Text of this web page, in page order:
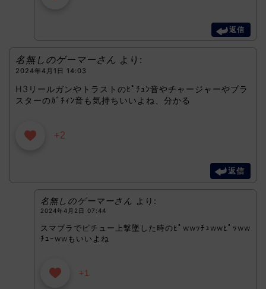
返信
名無しのゲーマーさん より:
2024年4月1日 14:03
H3リールガンやトラストのﾋﾟﾁｭﾝ音やチャージャーやブラ
スターのｶﾞﾁｨﾝ音も気持ちいいよね、分かる
+2
返信
名無しのゲーマーさん より:
2024年4月2日 07:44
スマブラでピチュー上撃墜した時のﾋﾟwwｯﾁｭwwﾋﾟｯww
ﾁｭｰwwもいいよね
+1